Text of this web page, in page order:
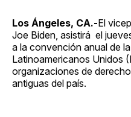
Los Ángeles, CA.-El
Joe Biden, asistirá el
a la convención anual de
Latinoamericanos Unidos
organizaciones de
antiguas del país.